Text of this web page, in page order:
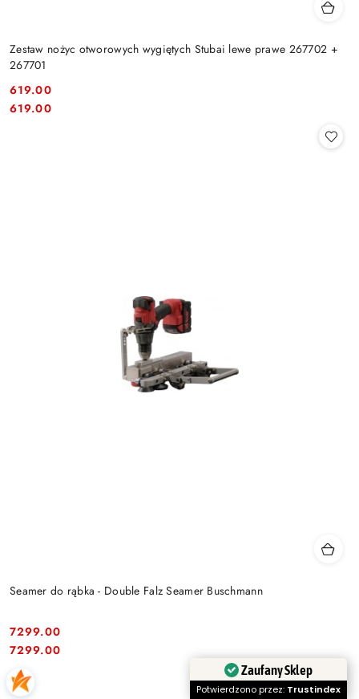
Zestaw nożyc otworowych wygiętych Stubai lewe prawe 267702 +
267701
Cena:
619.00
Cena:
619.00
Seamer do rąbka - Double Falz Seamer Buschmann
Cena:
7299.00
Cena:
7299.00
Zaufany Sklep
Potwierdzono przez: Trustindex